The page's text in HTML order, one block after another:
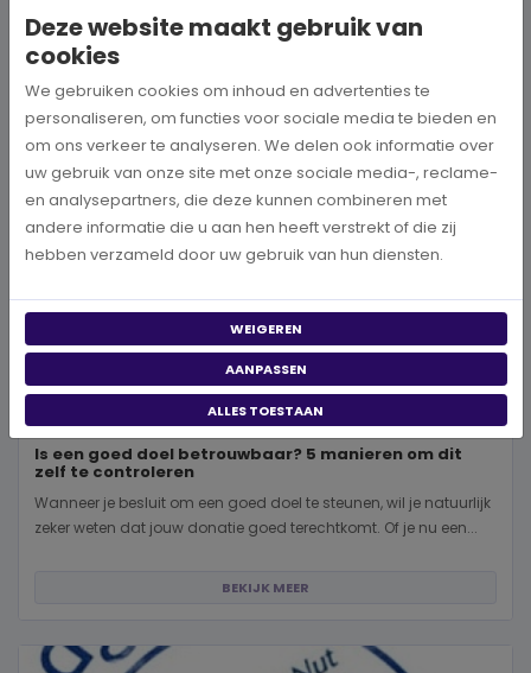
BEKIJK MEER
Is een goed doel betrouwbaar? 5 manieren om dit
zelf te controleren
Wanneer je besluit om een goed doel te steunen, wil je natuurlijk
zeker weten dat jouw donatie goed terechtkomt. Of je nu een...
BEKIJK MEER
Deze website maakt gebruik van
cookies
We gebruiken cookies om inhoud en advertenties te
personaliseren, om functies voor sociale media te bieden en
om ons verkeer te analyseren. We delen ook informatie over
uw gebruik van onze site met onze sociale media-, reclame-
en analysepartners, die deze kunnen combineren met
andere informatie die u aan hen heeft verstrekt of die zij
hebben verzameld door uw gebruik van hun diensten.
WEIGEREN
AANPASSEN
ALLES TOESTAAN